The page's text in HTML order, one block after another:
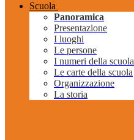
Scuola
Panoramica
Presentazione
I luoghi
Le persone
I numeri della scuola
Le carte della scuola
Organizzazione
La storia